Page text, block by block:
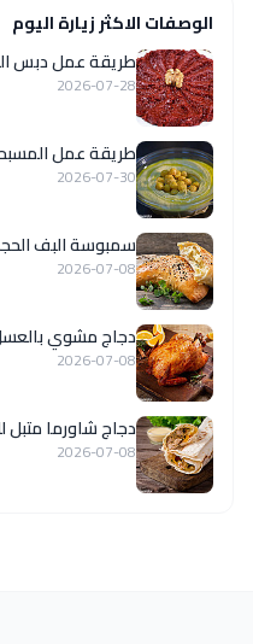
الوصفات الاكثر زيارة اليوم
طريقة عمل دبس
2026-07-28
‏طريقة عمل
2026-07-30
سمبوسة البف
2026-07-08
دجاج مشوي
2026-07-08
دجاج شاورما متبل
2026-07-08